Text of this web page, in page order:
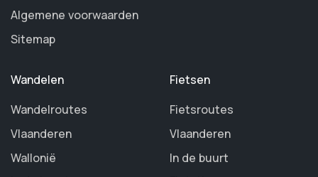
Algemene voorwaarden
Sitemap
Wandelen
Wandelroutes
Vlaanderen
Wallonië
Fietsen
Fietsroutes
Vlaanderen
In de buurt